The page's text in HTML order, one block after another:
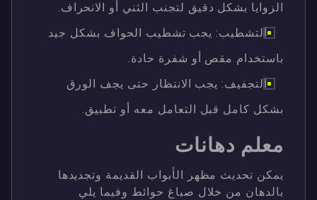
الزوايا بشكل دقيق لتجنب الثني أو الانحراف.
التشطيب: يجب تشطيب الحواف بشكل جيد
باستخدام مقص أو شفرة حادة.
التجفيف: يجب الانتظار حتى يجف الورق
بشكل كامل قبل التعامل معه أو تطبيق.
معلم دهانات
يمكن تحديث مظهر الأبواب القديمة وتجديدها
بالدهان من خلال صباغ حوائط وفيما يلي